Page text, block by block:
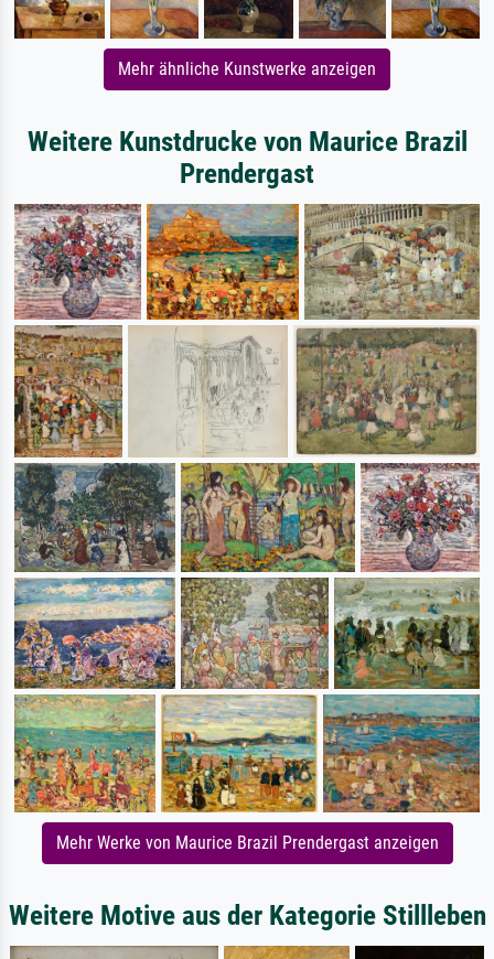
Mehr ähnliche Kunstwerke anzeigen
Weitere Kunstdrucke von Maurice Brazil
Prendergast
Mehr Werke von Maurice Brazil Prendergast anzeigen
Weitere Motive aus der Kategorie Stillleben